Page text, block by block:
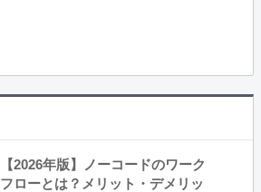
【2026年版】ノーコードのワーク
フローとは？メリット・デメリッ